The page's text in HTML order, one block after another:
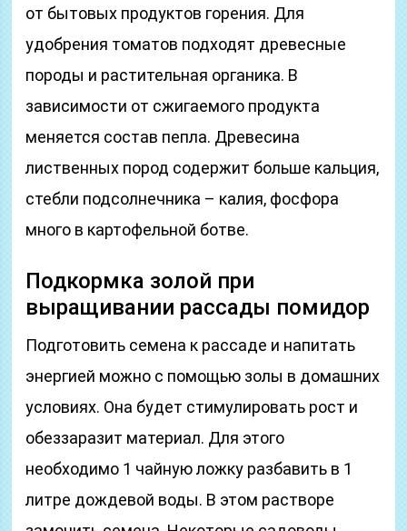
от бытовых продуктов горения. Для
удобрения томатов подходят древесные
породы и растительная органика. В
зависимости от сжигаемого продукта
меняется состав пепла. Древесина
лиственных пород содержит больше кальция,
стебли подсолнечника – калия, фосфора
много в картофельной ботве.
Подкормка золой при
выращивании рассады помидор
Подготовить семена к рассаде и напитать
энергией можно с помощью золы в домашних
условиях. Она будет стимулировать рост и
обеззаразит материал. Для этого
необходимо 1 чайную ложку разбавить в 1
литре дождевой воды. В этом растворе